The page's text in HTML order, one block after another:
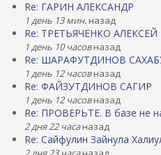
Re: ГАРИН АЛЕКСАНДР
1 день 13 мин. назад
Re: ТРЕТЬЯЧЕНКО
1 день 10 часовназад
Re: ШАРАФУТДИНОВ
1 день 12 часовназад
Re: ФАЙЗУТДИНОВ САГИР
1 день 12 часовназад
Re: ПРОВЕРЬТЕ. В базе не
2 дня 22 часаназад
Re: Сайфулин Зайнула